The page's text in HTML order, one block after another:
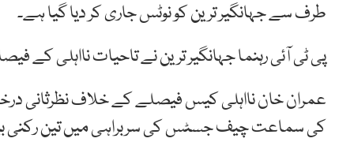
طرف سے جہانگیر ترین کو نوٹس جاری کر دیا گیا ہے۔
پی ٹی آئی رہنما جہانگیر ترین نے تاحیات نااہلی کے
عمران خان نااہلی کیس فیصلے کے خلاف نظرثانی